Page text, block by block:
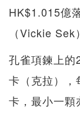
HK$1.015億
（Vickie Sek
孔雀項鍊上
卡（克拉）
卡，最小一